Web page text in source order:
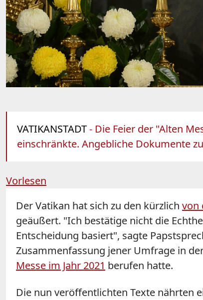
VATIKANSTADT- Die Feier der "Alten
einschränkte. Angebliche Dokumente
Vorlesen
Der Vatikan hat sich zu den kürzlich von
geäußert. "Ich bestätige nicht die
Entscheidung basiert", sagte
Zusammenfassung jener Umfrage in
Messe im Jahr 2021 berufen hatte.
Die nun veröffentlichten Texte nährten